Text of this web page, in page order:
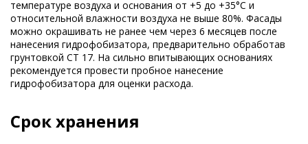
температуре воздуха и основания от +5 до +35°C и
относительной влажности воздуха не выше 80%. Фасады
можно окрашивать не ранее чем через 6 месяцев после
нанесения гидрофобизатора, предварительно обработав
грунтовкой CT 17. На сильно впитывающих основаниях
рекомендуется провести пробное нанесение
гидрофобизатора для оценки расхода.
Срок хранения